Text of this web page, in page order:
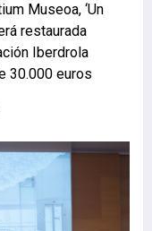
Museoa, ‘Un
restaurada
Iberdrola
30.000 euros